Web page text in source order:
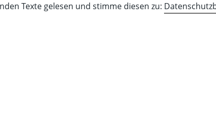
Texte gelesen und stimme diesen zu: